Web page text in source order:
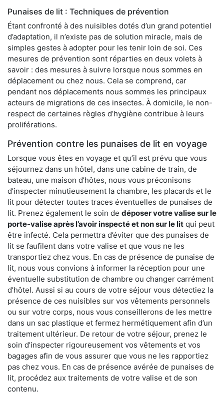
Punaises de lit : Techniques de prévention
Étant confronté à des nuisibles dotés d’un grand potentiel
d’adaptation, il n’existe pas de solution miracle, mais de
simples gestes à adopter pour les tenir loin de soi. Ces
mesures de prévention sont réparties en deux volets à
savoir : des mesures à suivre lorsque nous sommes en
déplacement ou chez nous. Cela se comprend, car
pendant nos déplacements nous sommes les principaux
acteurs de migrations de ces insectes. À domicile, le non-
respect de certaines règles d’hygiène contribue à leurs
proliférations.
Prévention contre les punaises de lit en voyage
Lorsque vous êtes en voyage et qu’il est prévu que vous
séjournez dans un hôtel, dans une cabine de train, de
bateau, une maison d’hôtes, nous vous préconisons
d’inspecter minutieusement la chambre, les placards et le
lit pour détecter toutes traces éventuelles de punaises de
lit. Prenez également le soin de déposer votre valise sur le
porte-valise après l’avoir inspecté et non sur le lit qui peut
être infecté. Cela permettra d’éviter que des punaises de
lit se faufilent dans votre valise et que vous ne les
transportiez chez vous. En cas de présence de punaise de
lit, nous vous convions à informer la réception pour une
éventuelle substitution de chambre ou changer carrément
d’hôtel. Aussi si au cours de votre séjour vous détectiez la
présence de ces nuisibles sur vos vêtements personnels
ou sur votre corps, nous vous conseillerons de les mettre
dans un sac plastique et fermez hermétiquement afin d’un
traitement ultérieur. De retour de votre séjour, prenez le
soin d’inspecter rigoureusement vos vêtements et vos
bagages afin de vous assurer que vous ne les rapportiez
pas chez vous. En cas de présence avérée de punaises de
lit, procédez aux traitements de votre valise et de son
contenu.